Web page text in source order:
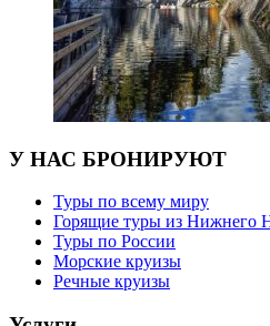
У НАС БРОНИРУЮТ
Туры по всему миру
Горящие туры из Нижнего
Туры по России
Морские круизы
Речные круизы